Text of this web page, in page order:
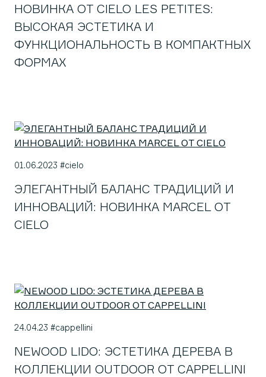
НОВИНКА ОТ CIELO LES PETITES:
ВЫСОКАЯ ЭСТЕТИКА И
ФУНКЦИОНАЛЬНОСТЬ В КОМПАКТНЫХ
ФОРМАХ
01.06.2023 #cielo
ЭЛЕГАНТНЫЙ БАЛАНС ТРАДИЦИЙ И
ИННОВАЦИЙ: НОВИНКА MARCEL ОТ
CIELO
24.04.23 #cappellini
NEWOOD LIDO: ЭСТЕТИКА ДЕРЕВА В
КОЛЛЕКЦИИ OUTDOOR ОТ CAPPELLINI